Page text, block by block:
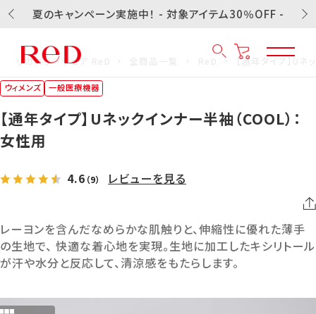
夏のキャンペーン実施中！ - 対象アイテム30％OFF -
リカバリーウェア ReD 【通年タイプ】U
ウィメンズ 一般医療機器
【通年タイプ】Uネックインナー半袖（COOL）：
女性用
4.6 （9） レビューを見る
レーヨンを含んだなめらかな肌触りと、伸縮性に優れた薄手
の生地で、 快適な着心地を実現。生地に加工したキシリトール
が汗や水分と反応して、清涼感をもたらします。